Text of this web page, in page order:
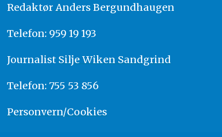
Redaktør Anders Bergundhaugen
Telefon: 959 19 193
Journalist Silje Wiken Sandgrind
Telefon: 755 53 856
Personvern/Cookies